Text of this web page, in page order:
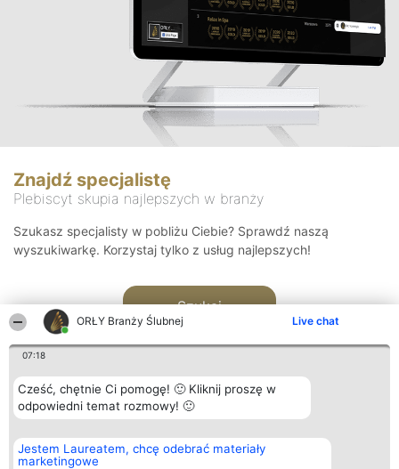
ORŁY Branży Ślubnej Live chat
07:18
Cześć, chętnie Ci pomogę! 🙂 Kliknij proszę w
odpowiedni temat rozmowy! 🙂
Jestem Laureatem, chcę odebrać materiały
marketingowe
Znajdź specjalistę
Plebiscyt skupia najlepszych w branży
Szukasz specjalisty w pobliżu Ciebie? Sprawdź naszą
wyszukiwarkę. Korzystaj tylko z usług najlepszych!
Szukaj
Organizator plebiscytu
Bright Side Solutions sp. z o.
o. sp. k.
Plebiscyt
Laureaci
Kontakt
Kontakt